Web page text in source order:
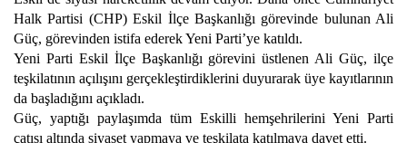
Halk Partisi (CHP) Eskil İlçe Başkanlığı görevinde bulunan Ali
Güç, görevinden istifa ederek Yeni Parti’ye katıldı.
Yeni Parti Eskil İlçe Başkanlığı görevini üstlenen Ali Güç, ilçe
teşkilatının açılışını gerçekleştirdiklerini duyurarak üye kayıtlarının
da başladığını açıkladı.
Güç, yaptığı paylaşımda tüm Eskilli hemşehrilerini Yeni Parti
çatısı altında siyaset yapmaya ve teşkilata katılmaya davet etti.